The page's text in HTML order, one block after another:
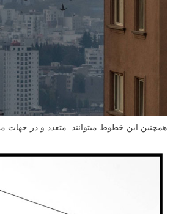
همچنین این خطوط میتوانند متعدد و در جهات